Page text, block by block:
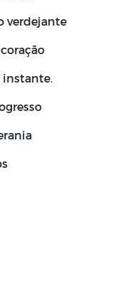
verdejante
instante.